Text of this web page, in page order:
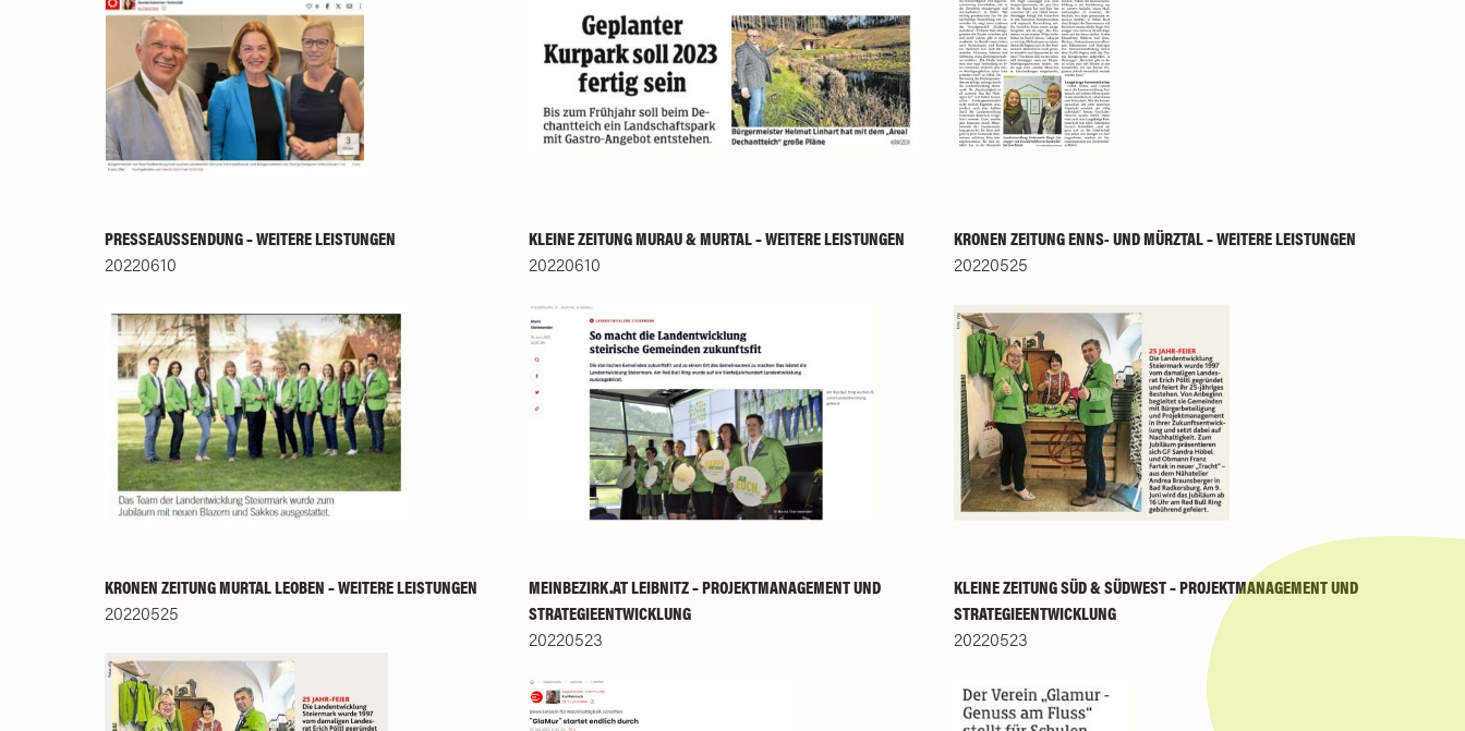
PRESSEAUSSENDUNG – WEITERE LEISTUNGEN
20220610
KLEINE ZEITUNG MURAU & MURTAL – WEITERE LEISTUNGEN
20220610
KRONEN ZEITUNG ENNS- UND MÜRZTAL – WEITERE LEISTUNGEN
20220525
KRONEN ZEITUNG MURTAL LEOBEN – WEITERE LEISTUNGEN
20220525
MEINBEZIRK.AT LEIBNITZ – PROJEKTMANAGEMENT UND
STRATEGIEENTWICKLUNG
20220523
KLEINE ZEITUNG SÜD & SÜDWEST – PROJEKTMANAGEMENT UND
STRATEGIEENTWICKLUNG
20220523